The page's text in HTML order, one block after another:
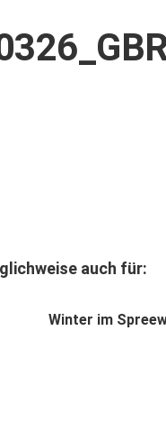
auch für:
Winter im